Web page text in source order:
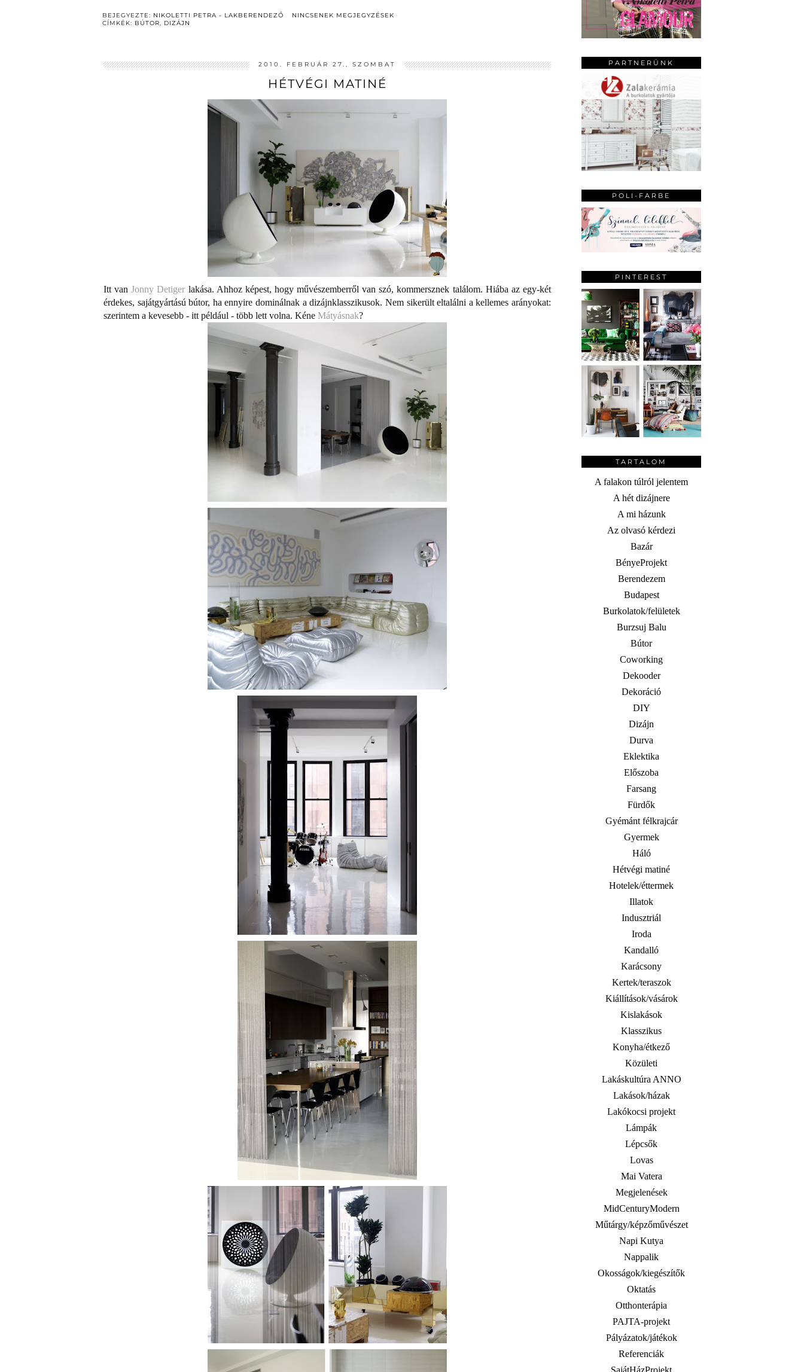
BEJEGYEZTE: NIKOLETTI PETRA - LAKBERENDEZŐ
NINCSENEK MEGJEGYZÉSEK
CÍMKÉK: BÚTOR, DIZÁJN
2010. FEBRUÁR 27., SZOMBAT
HÉTVÉGI MATINÉ
Itt vanJonny Detiger lakása. Ahhoz képest, hogy művészemberről van szó, kommersznek találom. Hiába az egy-két
érdekes, sajátgyártású bútor, ha ennyire dominálnak a dizájnklasszikusok. Nem sikerült eltalálni a kellemes arányokat:
szerintem a kevesebb - itt például - több lett volna. Kéne Mátyásnak?
PARTNERÜNK
POLI-FARBE
PINTEREST
TARTALOM
A falakon túlról jelentem
A hét dizájnere
A mi házunk
Az olvasó kérdezi
Bazár
BényeProjekt
Berendezem
Budapest
Burkolatok/felületek
Burzsuj Balu
Bútor
Coworking
Dekooder
Dekoráció
DIY
Dizájn
Durva
Eklektika
Előszoba
Farsang
Fürdők
Gyémánt félkrajcár
Gyermek
Háló
Hétvégi matiné
Hotelek/éttermek
Illatok
Indusztriál
Iroda
Kandalló
Karácsony
Kertek/teraszok
Kiállítások/vásárok
Kislakások
Klasszikus
Konyha/étkező
Közületi
Lakáskultúra ANNO
Lakások/házak
Lakókocsi projekt
Lámpák
Lépcsők
Lovas
Mai Vatera
Megjelenések
MidCenturyModern
Műtárgy/képzőművészet
Napi Kutya
Nappalik
Okosságok/kiegészítők
Oktatás
Otthonterápia
PAJTA-projekt
Pályázatok/játékok
Referenciák